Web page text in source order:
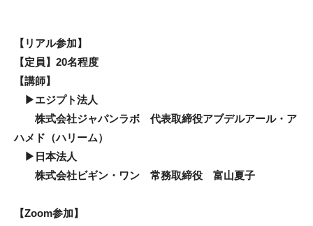
【リアル参加】
【定員】20名程度
【講師】
▶エジプト法人
株式会社ジャパンラボ 代表取締役アブデルアール・ア
ハメド（ハリーム）
▶日本法人
株式会社ビギン・ワン 常務取締役 富山夏子
【Zoom参加】